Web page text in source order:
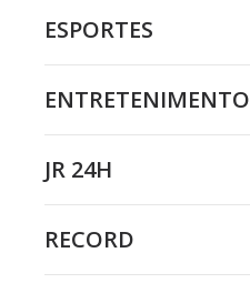
ESPORTES
ENTRETENIMENTO
JR 24H
RECORD